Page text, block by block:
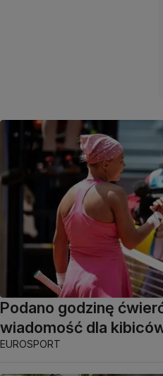
Podano godzinę
wiadomość dla
EUROSPORT